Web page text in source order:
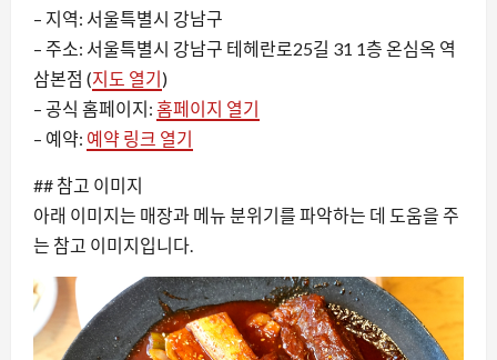
– 지역: 서울특별시 강남구
– 주소: 서울특별시 강남구 테헤란로25길 31 1층 온심옥 역
삼본점 (지도 열기)
– 공식 홈페이지: 홈페이지 열기
– 예약: 예약 링크 열기
## 참고 이미지
아래 이미지는 매장과 메뉴 분위기를 파악하는 데 도움을 주
는 참고 이미지입니다.